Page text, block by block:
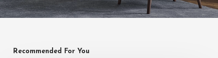
Recommended For You